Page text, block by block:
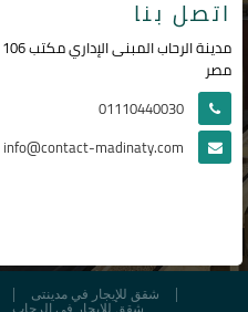
اتصل بنا
مصر
01110440030
info@contact-madinaty.com
شقق للإيجار في مدينتى
شقق للإيجار في الرحاب